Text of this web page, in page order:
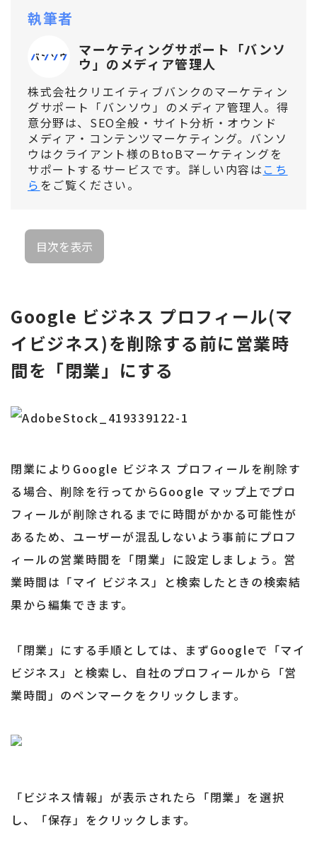
執筆者
マーケティングサポート「バンソ
ウ」のメディア管理人
株式会社クリエイティブバンクのマーケティン
グサポート「バンソウ」のメディア管理人。得
意分野は、SEO全般・サイト分析・オウンド
メディア・コンテンツマーケティング。バンソ
ウはクライアント様のBtoBマーケティングを
サポートするサービスです。詳しい内容はこち
ら をご覧ください。
目次を表示
Google ビジネス プロフィール(マ
イビジネス)を削除する前に営業時
間を「閉業」にする
閉業によりGoogle ビジネス プロフィールを削除す
る場合、削除を行ってからGoogle マップ上でプロ
フィールが削除されるまでに時間がかかる可能性が
あるため、ユーザーが混乱しないよう事前にプロフ
ィールの営業時間を「閉業」に設定しましょう。営
業時間は「マイ ビジネス」と検索したときの検索結
果から編集できます。
「閉業」にする手順としては、まずGoogleで「マイ
ビジネス」と検索し、自社のプロフィールから「営
業時間」のペンマークをクリックします。
「ビジネス情報」が表示されたら「閉業」を選択
し、「保存」をクリックします。